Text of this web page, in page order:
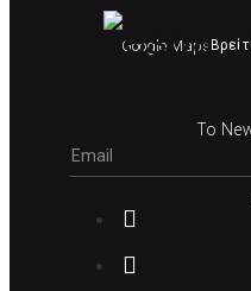
Google Maps
Το